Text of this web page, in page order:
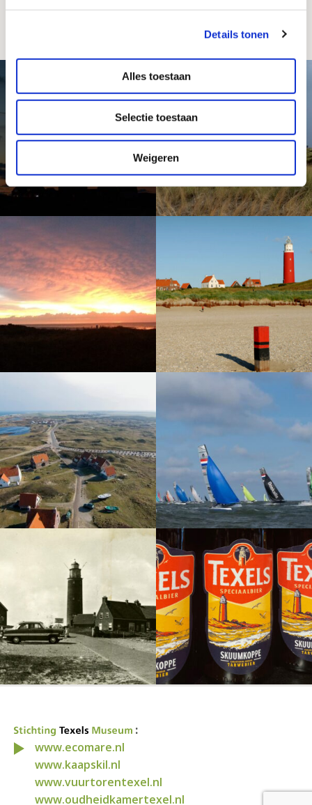
Details tonen
Alles toestaan
Selectie toestaan
Weigeren
:
www.ecomare.nl
www.kaapskil.nl
www.vuurtorentexel.nl
www.oudheidkamertexel.nl